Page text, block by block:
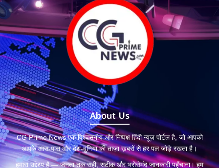
About Us
CG Prime News एक विश्वसनीय और निष्पक्ष हिंदी न्यूज़ पोर्टल है, जो आपको
आपके आस-पास और देश-दुनिया की ताज़ा ख़बरों से हर पल जोड़े रखता है।
हमारा उद्देश्य है — जनता तक सही, सटीक और भरोसेमंद जानकारी पहुँचाना। हम